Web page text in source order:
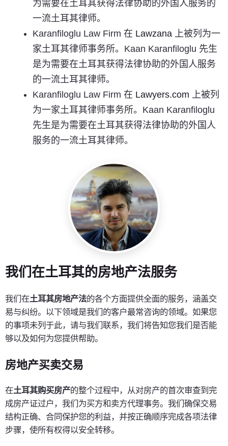
为需要在土耳其获得法律协助的外国人服务的
一流土耳其律师。
Karanfiloglu Law Firm 在 Lawzana 上被列为一
家土耳其律师事务所。Kaan Karanfiloglu 先生
是为需要在土耳其获得法律协助的外国人服务
的一流土耳其律师。
Karanfiloglu Law Firm 在 Lawyers.com 上被列
为一家土耳其律师事务所。Kaan Karanfiloglu
先生是为需要在土耳其获得法律协助的外国人
服务的一流土耳其律师。
我们在土耳其的房地产法服务
我们在土耳其房地产法的各个方面提供全面的服务，涵盖交
易与纠纷。以下领域是我们的客户最常咨询的领域。如果您
的事项未列于此，请与我们联系，我们将告知您我们是否能
够以及如何为您提供帮助。
房地产买卖交易
在土耳其购买房产的整个过程中，从对房产的首次审查到完
成房产证过户，我们为买方和卖方代理事务。我们确保交易
结构正确、合同保护您的利益，并按正确顺序完成各项法律
步骤，使所有权得以安全转移。